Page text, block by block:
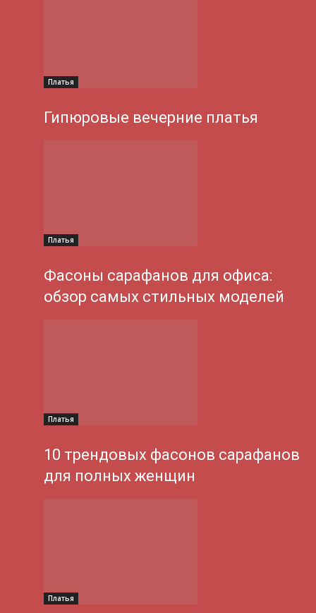
Платья
Гипюровые вечерние платья
Платья
Фасоны сарафанов для офиса:
обзор самых стильных моделей
Платья
10 трендовых фасонов сарафанов
для полных женщин
Платья